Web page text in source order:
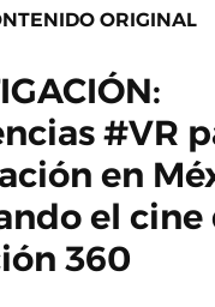
ORIGINAL
#VR
en
el cine
360